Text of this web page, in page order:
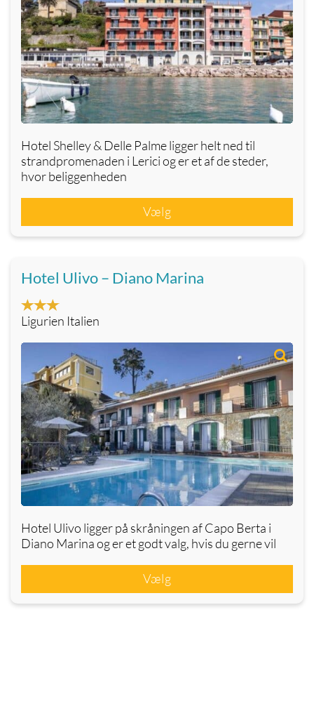
Hotel Shelley & Delle Palme ligger helt ned til
strandpromenaden i Lerici og er et af de steder,
hvor beliggenheden
Vælg
Hotel Ulivo – Diano Marina
Ligurien Italien
Hotel Ulivo ligger på skråningen af Capo Berta i
Diano Marina og er et godt valg, hvis du gerne vil
Vælg